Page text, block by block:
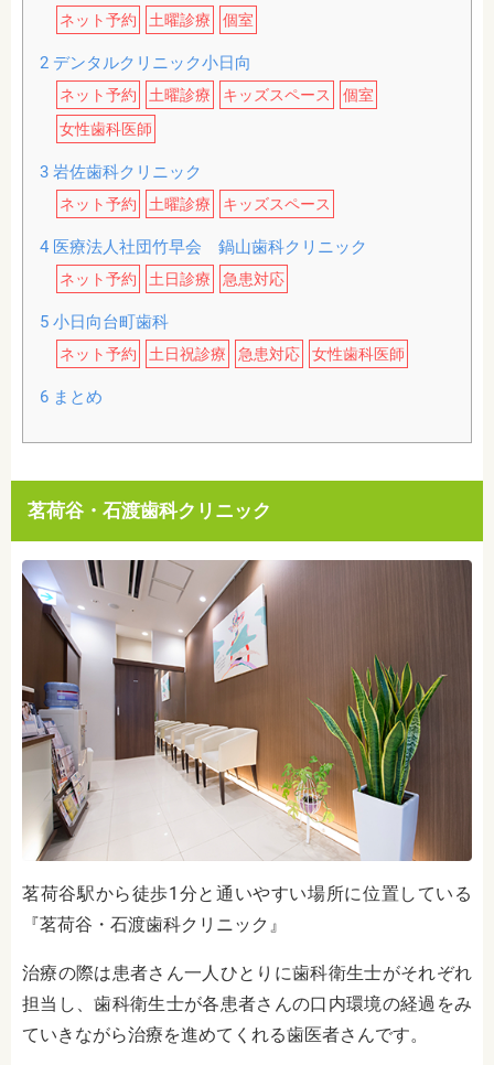
ネット予約 土曜診療 個室
2デンタルクリニック小日向
ネット予約 土曜診療 キッズスペース
個室
女性歯科医師
3岩佐歯科クリニック
ネット予約 土曜診療 キッズスペース
4医療法人社団竹早会 鍋山歯科クリニック
ネット予約 土日診療 急患対応
5小日向台町歯科
ネット予約 土日祝診療 急患対応 女性歯科医師
6まとめ
茗荷谷・石渡歯科クリニック
茗荷谷駅から徒歩1分と通いやすい場所に位置している
『茗荷谷・石渡歯科クリニック』
治療の際は患者さん一人ひとりに歯科衛生士がそれぞれ
担当し、歯科衛生士が各患者さんの口内環境の経過をみ
ていきながら治療を進めてくれる歯医者さんです。